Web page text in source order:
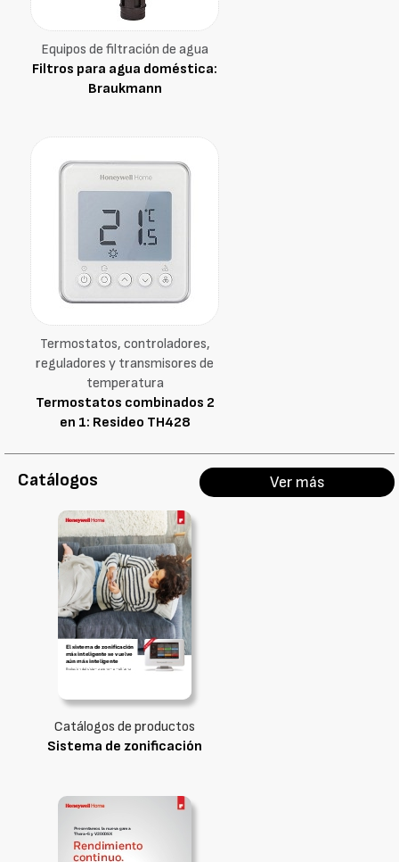
Equipos de filtración de agua
Filtros para agua doméstica:
Braukmann
Termostatos, controladores,
reguladores y transmisores de
temperatura
Termostatos combinados 2
en 1: Resideo TH428
Catálogos Ver más
Catálogos de productos
Sistema de zonificación